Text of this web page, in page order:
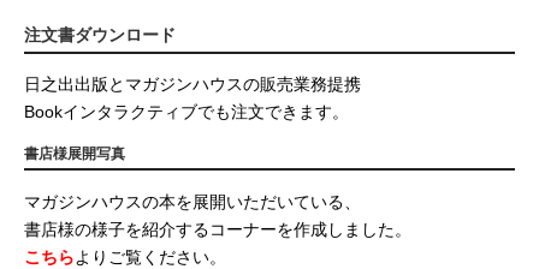
注文書ダウンロード
日之出出版とマガジンハウスの販売業務提携
Bookインタラクティブでも注文できます。
書店様展開写真
マガジンハウスの本を展開いただいている、
書店様の様子を紹介するコーナーを作成しました。
こちらよりご覧ください。